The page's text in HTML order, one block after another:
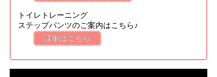
トイレトレーニング
ステップパンツのご案内はこちら♪
詳細はこちら